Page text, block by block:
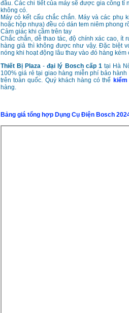
đầu. Các chi tiết của máy sẽ được gia công
không có.
Máy có kết cấu chắc chắn. Máy và các
hoặc hộp nhựa) đều có dán tem niêm phong
Cảm giác khi cầm trên tay
Chắc chắn, dễ thao tác, độ chính xác cao, ít
hàng giả thì không được như vậy. Đặc biệt
nóng khi hoạt động lâu thay vào đó hàng
Thiết Bị Plaza-đại lý Bosch cấp 1tại Hà
100% giá rẻ tại giao hàng miễn phí bảo
trên toàn quốc. Quý khách hàng có thể
hàng.
Bảng giá tổng hợp Dụng Cụ Điện Bosch